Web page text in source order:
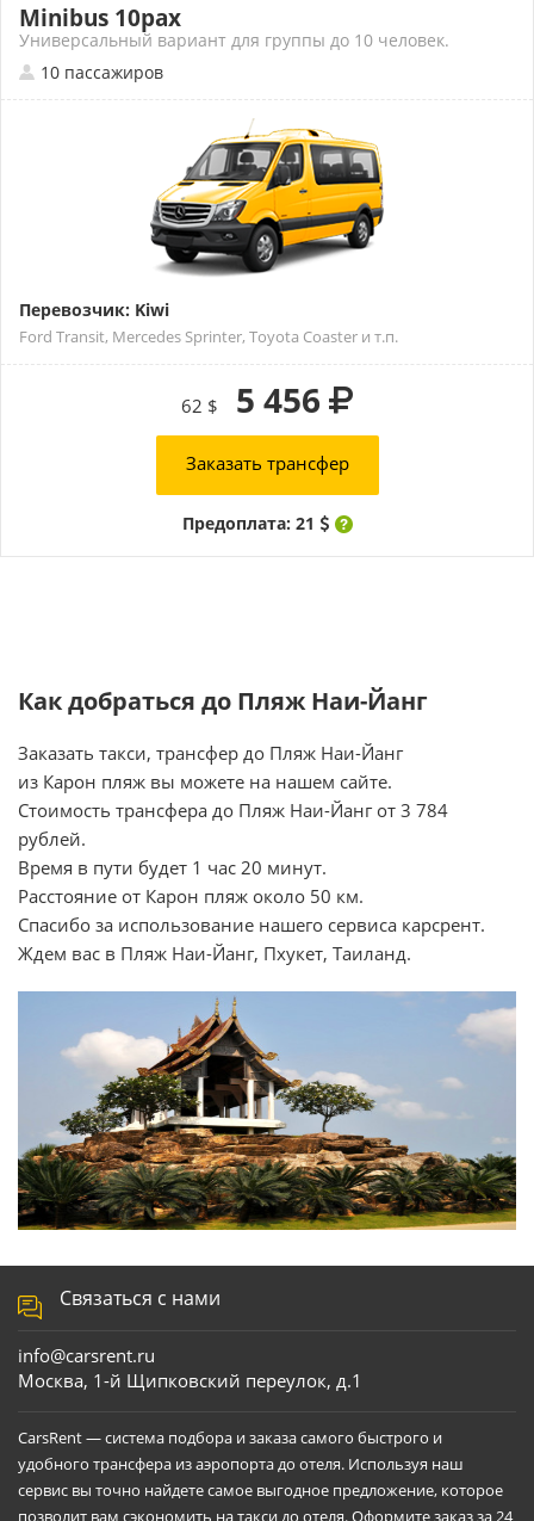
Minibus 10pax
Универсальный вариант для группы до 10 человек.
10 пассажиров
Перевозчик: Kiwi
Ford Transit, Mercedes Sprinter, Toyota Coaster и т.п.
62 $ 5 456
Заказать трансфер
Предоплата: 21
Как добраться до Пляж Наи-Йанг
Заказать такси, трансфер до Пляж Наи-Йанг
из Карон пляж вы можете на нашем сайте.
Стоимость трансфера до Пляж Наи-Йанг от 3 784
рублей.
Время в пути будет 1 час 20 минут.
Расстояние от Карон пляж около 50 км.
Спасибо за использование нашего сервиса карсрент.
Ждем вас в Пляж Наи-Йанг, Пхукет, Таиланд.
Связаться с нами
info@carsrent.ru
Москва, 1-й Щипковский переулок, д.1
CarsRent — система подбора и заказа самого быстрого и
удобного трансфера из аэропорта до отеля. Используя наш
сервис вы точно найдете самое выгодное предложение, которое
позволит вам сэкономить на такси до отеля. Оформите заказ за 24